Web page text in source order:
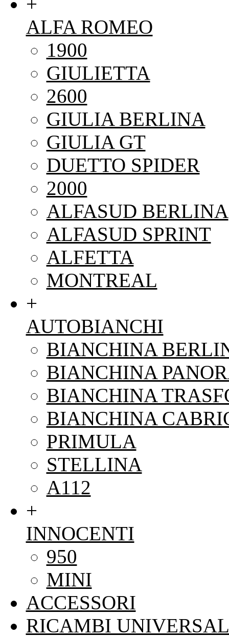
ALFA ROMEO
1900
GIULIETTA
2600
GIULIA BERLINA
GIULIA GT
DUETTO SPIDER
2000
ALFASUD BERLINA
ALFASUD SPRINT
ALFETTA
MONTREAL
+
AUTOBIANCHI
BIANCHINA
BIANCHINA
BIANCHINA
BIANCHINA
PRIMULA
STELLINA
A112
+
INNOCENTI
950
MINI
ACCESSORI
RICAMBI